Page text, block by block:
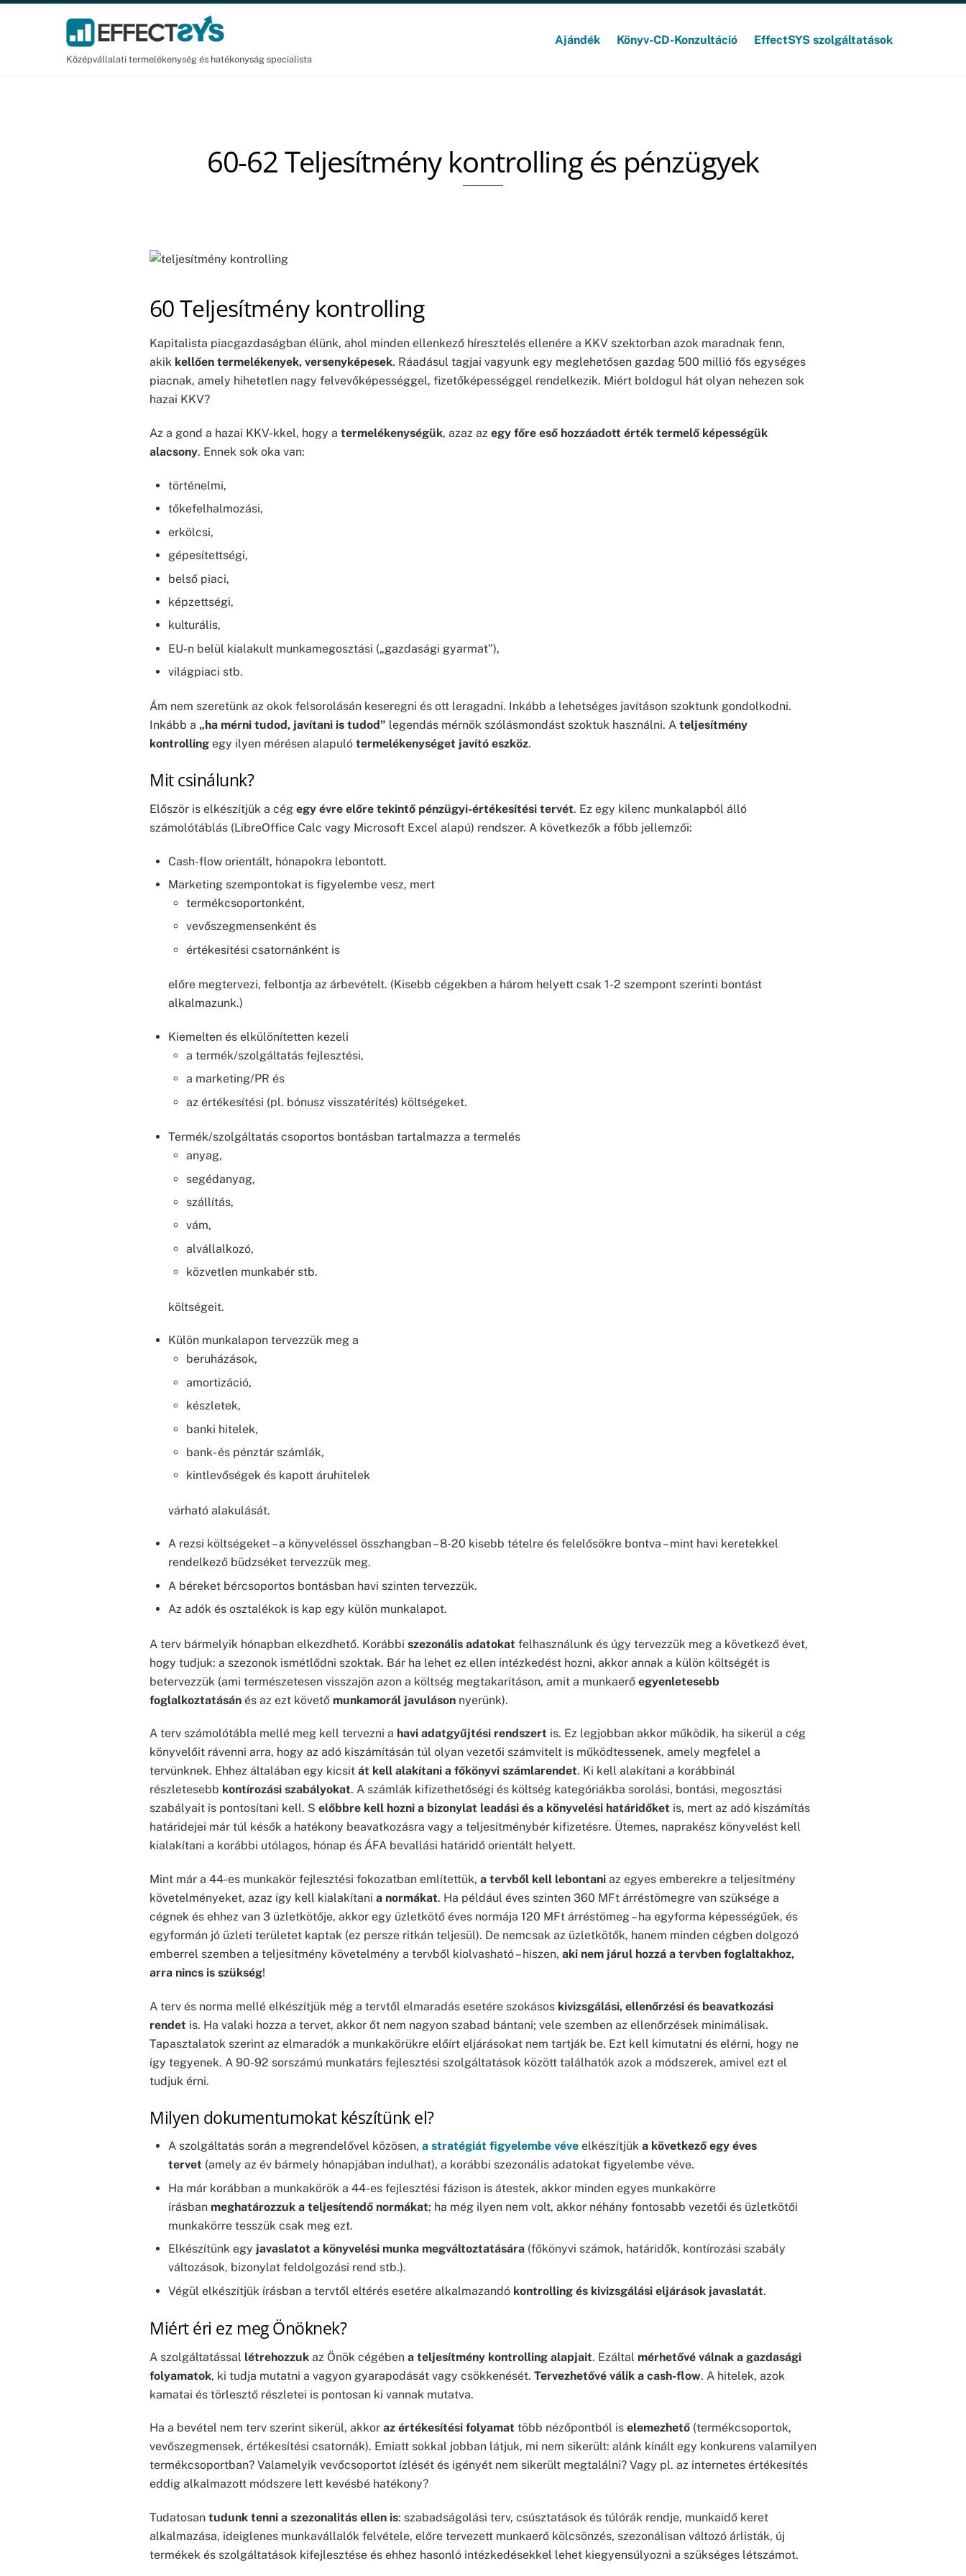
Skip
Középvállalati termelékenység és hatékonyság specialista
Ajándék Könyv-CD-Konzultáció EffectSYS szolgáltatások
60-62 Teljesítmény kontrolling és pénzügyek
60 Teljesítmény kontrolling
Kapitalista piacgazdaságban élünk, ahol minden ellenkező híresztelés ellenére a KKV szektorban azok maradnak fenn,
akik kellően termelékenyek, versenyképesek. Ráadásul tagjai vagyunk egy meglehetősen gazdag 500 millió fős egységes
piacnak, amely hihetetlen nagy felvevőképességgel, fizetőképességgel rendelkezik. Miért boldogul hát olyan nehezen sok
hazai KKV?
Az a gond a hazai KKV-kkel, hogy a termelékenységük, azaz az egy főre eső hozzáadott érték termelő képességük
alacsony. Ennek sok oka van:
történelmi,
tőkefelhalmozási,
erkölcsi,
gépesítettségi,
belső piaci,
képzettségi,
kulturális,
EU-n belül kialakult munkamegosztási („gazdasági gyarmat”),
világpiaci stb.
Ám nem szeretünk az okok felsorolásán keseregni és ott leragadni. Inkább a lehetséges javításon szoktunk gondolkodni.
Inkább a „ha mérni tudod, javítani is tudod” legendás mérnök szólásmondást szoktuk használni. A teljesítmény
kontrolling egy ilyen mérésen alapuló termelékenységet javító eszköz.
Mit csinálunk?
Először is elkészítjük a cég egy évre előre tekintő pénzügyi-értékesítési tervét. Ez egy kilenc munkalapból álló
számolótáblás (LibreOffice Calc vagy Microsoft Excel alapú) rendszer. A következők a főbb jellemzői:
Cash-flow orientált, hónapokra lebontott.
Marketing szempontokat is figyelembe vesz, mert
termékcsoportonként,
vevőszegmensenként és
értékesítési csatornánként is
előre megtervezi, felbontja az árbevételt. (Kisebb cégekben a három helyett csak 1-2 szempont szerinti bontást
alkalmazunk.)
Kiemelten és elkülönítetten kezeli
a termék/szolgáltatás fejlesztési,
a marketing/PR és
az értékesítési (pl. bónusz visszatérítés) költségeket.
Termék/szolgáltatás csoportos bontásban tartalmazza a termelés
anyag,
segédanyag,
szállítás,
vám,
alvállalkozó,
közvetlen munkabér stb.
költségeit.
Külön munkalapon tervezzük meg a
beruházások,
amortizáció,
készletek,
banki hitelek,
bank- és pénztár számlák,
kintlevőségek és kapott áruhitelek
várható alakulását.
A rezsi költségeket – a könyveléssel összhangban – 8-20 kisebb tételre és felelősökre bontva – mint havi keretekkel
rendelkező büdzséket tervezzük meg.
A béreket bércsoportos bontásban havi szinten tervezzük.
Az adók és osztalékok is kap egy külön munkalapot.
A terv bármelyik hónapban elkezdhető. Korábbi szezonális adatokat felhasználunk és úgy tervezzük meg a következő évet,
hogy tudjuk: a szezonok ismétlődni szoktak. Bár ha lehet ez ellen intézkedést hozni, akkor annak a külön költségét is
betervezzük (ami természetesen visszajön azon a költség megtakarításon, amit a munkaerő egyenletesebb
foglalkoztatásán és az ezt követő munkamorál javuláson nyerünk).
A terv számolótábla mellé meg kell tervezni a havi adatgyűjtési rendszert is. Ez legjobban akkor működik, ha sikerül a cég
könyvelőit rávenni arra, hogy az adó kiszámításán túl olyan vezetői számvitelt is működtessenek, amely megfelel a
tervünknek. Ehhez általában egy kicsit át kell alakítani a főkönyvi számlarendet. Ki kell alakítani a korábbinál
részletesebb kontírozási szabályokat. A számlák kifizethetőségi és költség kategóriákba sorolási, bontási, megosztási
szabályait is pontosítani kell. S előbbre kell hozni a bizonylat leadási és a könyvelési határidőket is, mert az adó kiszámítás
határidejei már túl késők a hatékony beavatkozásra vagy a teljesítménybér kifizetésre. Ütemes, naprakész könyvelést kell
kialakítani a korábbi utólagos, hónap és ÁFA bevallási határidő orientált helyett.
Mint már a 44-es munkakör fejlesztési fokozatban említettük, a tervből kell lebontani az egyes emberekre a teljesítmény
követelményeket, azaz így kell kialakítani a normákat. Ha például éves szinten 360 MFt árréstömegre van szüksége a
cégnek és ehhez van 3 üzletkötője, akkor egy üzletkötő éves normája 120 MFt árréstömeg – ha egyforma képességűek, és
egyformán jó üzleti területet kaptak (ez persze ritkán teljesül). De nemcsak az üzletkötők, hanem minden cégben dolgozó
emberrel szemben a teljesítmény követelmény a tervből kiolvasható – hiszen, aki nem járul hozzá a tervben foglaltakhoz,
arra nincs is szükség!
A terv és norma mellé elkészítjük még a tervtől elmaradás esetére szokásos kivizsgálási, ellenőrzési és beavatkozási
rendet is. Ha valaki hozza a tervet, akkor őt nem nagyon szabad bántani; vele szemben az ellenőrzések minimálisak.
Tapasztalatok szerint az elmaradók a munkakörükre előírt eljárásokat nem tartják be. Ezt kell kimutatni és elérni, hogy ne
így tegyenek. A 90-92 sorszámú munkatárs fejlesztési szolgáltatások között találhatók azok a módszerek, amivel ezt el
tudjuk érni.
Milyen dokumentumokat készítünk el?
A szolgáltatás során a megrendelővel közösen, a stratégiát figyelembe véveelkészítjük a következő egy éves
tervet (amely az év bármely hónapjában indulhat), a korábbi szezonális adatokat figyelembe véve.
Ha már korábban a munkakörök a 44-es fejlesztési fázison is átestek, akkor minden egyes munkakörre
írásban meghatározzuk a teljesítendő normákat; ha még ilyen nem volt, akkor néhány fontosabb vezetői és üzletkötői
munkakörre tesszük csak meg ezt.
Elkészítünk egy javaslatot a könyvelési munka megváltoztatására(főkönyvi számok, határidők, kontírozási szabály
változások, bizonylat feldolgozási rend stb.).
Végül elkészítjük írásban a tervtől eltérés esetére alkalmazandó kontrolling és kivizsgálási eljárások javaslatát.
Miért éri ez meg Önöknek?
A szolgáltatással létrehozzuk az Önök cégében a teljesítmény kontrolling alapjait. Ezáltal mérhetővé válnak a gazdasági
folyamatok, ki tudja mutatni a vagyon gyarapodását vagy csökkenését. Tervezhetővé válik a cash-flow. A hitelek, azok
kamatai és törlesztő részletei is pontosan ki vannak mutatva.
Ha a bevétel nem terv szerint sikerül, akkor az értékesítési folyamat több nézőpontból is elemezhető (termékcsoportok,
vevőszegmensek, értékesítési csatornák). Emiatt sokkal jobban látjuk, mi nem sikerült: alánk kínált egy konkurens valamilyen
termékcsoportban? Valamelyik vevőcsoportot ízlését és igényét nem sikerült megtalálni? Vagy pl. az internetes értékesítés
eddig alkalmazott módszere lett kevésbé hatékony?
Tudatosan tudunk tenni a szezonalitás ellen is: szabadságolási terv, csúsztatások és túlórák rendje, munkaidő keret
alkalmazása, ideiglenes munkavállalók felvétele, előre tervezett munkaerő kölcsönzés, szezonálisan változó árlisták, új
termékek és szolgáltatások kifejlesztése és ehhez hasonló intézkedésekkel lehet kiegyensúlyozni a szükséges létszámot.